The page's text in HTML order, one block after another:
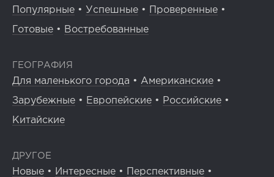
Популярные • Успешные • Проверенные •
Готовые • Востребованные
ГЕОГРАФИЯ
Для маленького города • Американские •
Зарубежные • Европейские • Российские •
Китайские
ДРУГОЕ
Новые • Интересные • Перспективные •